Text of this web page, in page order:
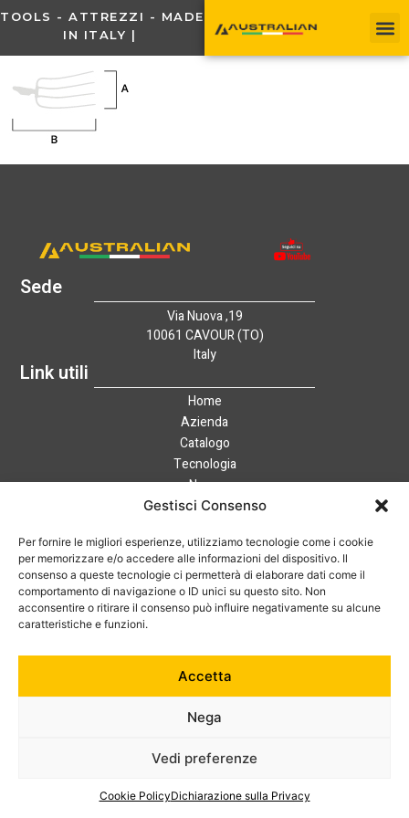
Gestisci Consenso
Per fornire le migliori esperienze, utilizziamo tecnologie come i cookie
per memorizzare e/o accedere alle informazioni del dispositivo. Il
consenso a queste tecnologie ci permetterà di elaborare dati come il
comportamento di navigazione o ID unici su questo sito. Non
acconsentire o ritirare il consenso può influire negativamente su alcune
caratteristiche e funzioni.
Accetta
Nega
Vedi preferenze
Cookie PolicyDichiarazione sulla Privacy
TOOLS - ATTREZZI - MADE
IN ITALY |
Sede
Via Nuova ,19
10061 CAVOUR (TO)
Italy
Link utili
Home
Azienda
Catalogo
Tecnologia
News
Contatti
+39 0121 600752
info@australian-srl.com
© 2024 Australian Srl. P. IVA 07868050019. Tutti i diritti riservati.
Cookie Policy–Privacy Policy